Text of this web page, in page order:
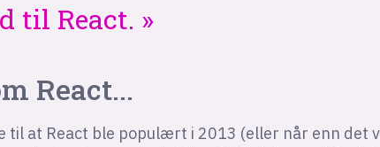
til React.
React...
til at React ble populært i 2013 (eller når enn det